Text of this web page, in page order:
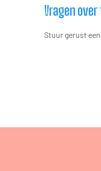
Vragen
Stuur gerust